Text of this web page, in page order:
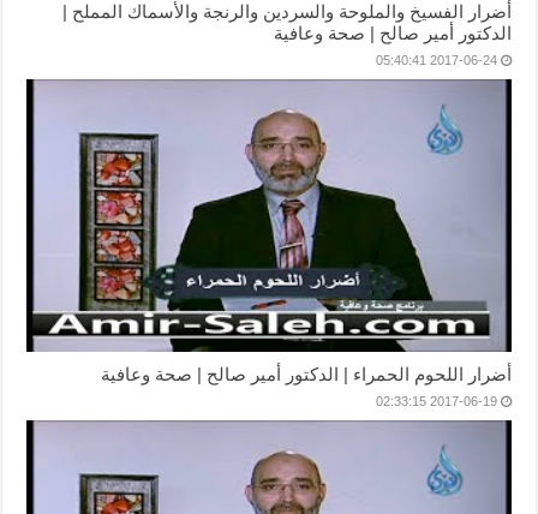
أضرار الفسيخ والملوحة والسردين والرنجة والأسماك المملح |
الدكتور أمير صالح | صحة وعافية
2017-06-24 05:40:41
أضرار اللحوم الحمراء | الدكتور أمير صالح | صحة وعافية
2017-06-19 02:33:15